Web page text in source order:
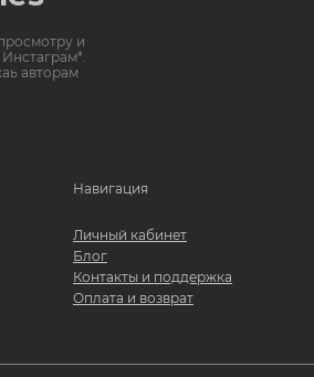
и
авторам
Навигация
Личный кабинет
Блог
Контакты и поддержка
Оплата и возврат